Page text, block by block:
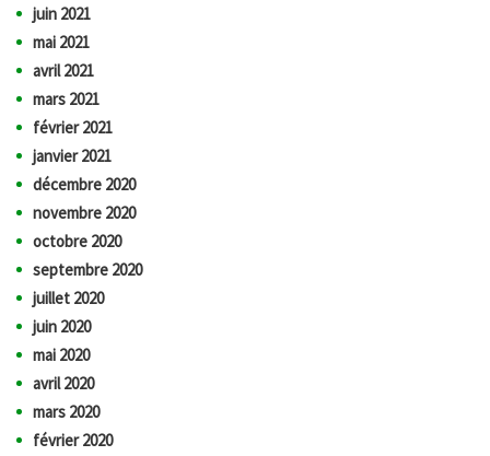
juin 2021
mai 2021
avril 2021
mars 2021
février 2021
janvier 2021
décembre 2020
novembre 2020
octobre 2020
septembre 2020
juillet 2020
juin 2020
mai 2020
avril 2020
mars 2020
février 2020